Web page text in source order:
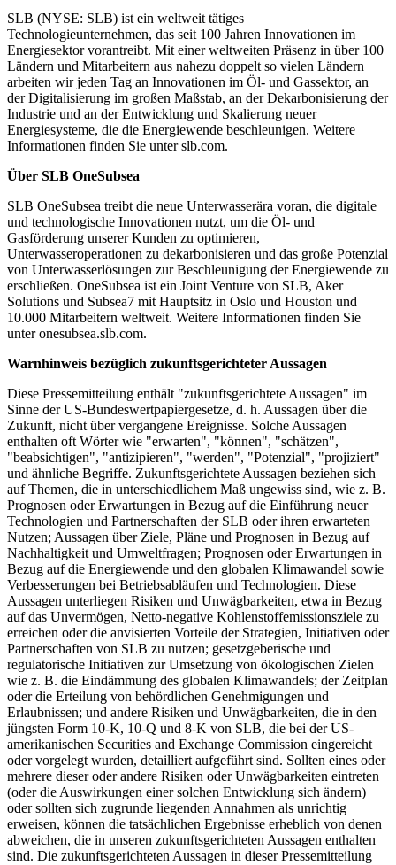
SLB (NYSE: SLB) ist ein weltweit tätiges
Technologieunternehmen, das seit 100 Jahren Innovationen im
Energiesektor vorantreibt. Mit einer weltweiten Präsenz in über 100
Ländern und Mitarbeitern aus nahezu doppelt so vielen Ländern
arbeiten wir jeden Tag an Innovationen im Öl- und Gassektor, an
der Digitalisierung im großen Maßstab, an der Dekarbonisierung der
Industrie und an der Entwicklung und Skalierung neuer
Energiesysteme, die die Energiewende beschleunigen. Weitere
Informationen finden Sie unter slb.com.
Über SLB OneSubsea
SLB OneSubsea treibt die neue Unterwasserära voran, die digitale
und technologische Innovationen nutzt, um die Öl- und
Gasförderung unserer Kunden zu optimieren,
Unterwasseroperationen zu dekarbonisieren und das große Potenzial
von Unterwasserlösungen zur Beschleunigung der Energiewende zu
erschließen. OneSubsea ist ein Joint Venture von SLB, Aker
Solutions und Subsea7 mit Hauptsitz in Oslo und Houston und
10.000 Mitarbeitern weltweit. Weitere Informationen finden Sie
unter onesubsea.slb.com.
Warnhinweis bezüglich zukunftsgerichteter Aussagen
Diese Pressemitteilung enthält "zukunftsgerichtete Aussagen" im
Sinne der US-Bundeswertpapiergesetze, d. h. Aussagen über die
Zukunft, nicht über vergangene Ereignisse. Solche Aussagen
enthalten oft Wörter wie "erwarten", "können", "schätzen",
"beabsichtigen", "antizipieren", "werden", "Potenzial", "projiziert"
und ähnliche Begriffe. Zukunftsgerichtete Aussagen beziehen sich
auf Themen, die in unterschiedlichem Maß ungewiss sind, wie z. B.
Prognosen oder Erwartungen in Bezug auf die Einführung neuer
Technologien und Partnerschaften der SLB oder ihren erwarteten
Nutzen; Aussagen über Ziele, Pläne und Prognosen in Bezug auf
Nachhaltigkeit und Umweltfragen; Prognosen oder Erwartungen in
Bezug auf die Energiewende und den globalen Klimawandel sowie
Verbesserungen bei Betriebsabläufen und Technologien. Diese
Aussagen unterliegen Risiken und Unwägbarkeiten, etwa in Bezug
auf das Unvermögen, Netto-negative Kohlenstoffemissionsziele zu
erreichen oder die anvisierten Vorteile der Strategien, Initiativen oder
Partnerschaften von SLB zu nutzen; gesetzgeberische und
regulatorische Initiativen zur Umsetzung von ökologischen Zielen
wie z. B. die Eindämmung des globalen Klimawandels; der Zeitplan
oder die Erteilung von behördlichen Genehmigungen und
Erlaubnissen; und andere Risiken und Unwägbarkeiten, die in den
jüngsten Form 10-K, 10-Q und 8-K von SLB, die bei der US-
amerikanischen Securities and Exchange Commission eingereicht
oder vorgelegt wurden, detailliert aufgeführt sind. Sollten eines oder
mehrere dieser oder andere Risiken oder Unwägbarkeiten eintreten
(oder die Auswirkungen einer solchen Entwicklung sich ändern)
oder sollten sich zugrunde liegenden Annahmen als unrichtig
erweisen, können die tatsächlichen Ergebnisse erheblich von denen
abweichen, die in unseren zukunftsgerichteten Aussagen enthalten
sind. Die zukunftsgerichteten Aussagen in dieser Pressemitteilung